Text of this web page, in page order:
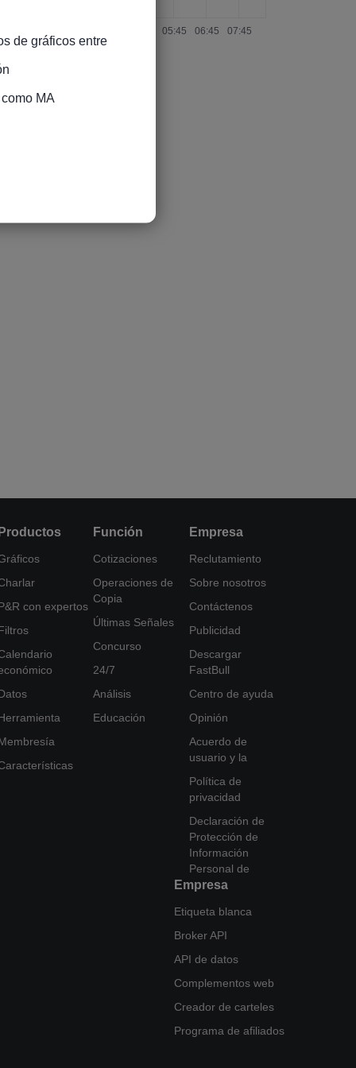
Productos
con expertos
Función
Cotizaciones
Operaciones de
Copia
Últimas Señales
Concurso
24/7
Análisis
Educación
Empresa
Reclutamiento
Sobre nosotros
Contáctenos
Publicidad
Descargar
FastBull
Centro de ayuda
Opinión
Acuerdo de
usuario y la
Política de
privacidad
Declaración de
Protección de
Información
Personal de
Empresa
Etiqueta blanca
Broker API
API de datos
Complementos web
Creador de carteles
Programa de afiliados
de gráficos entre
MA